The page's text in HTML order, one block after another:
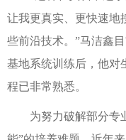
让我更真实、更快速地
些前沿技术。”马洁鑫
基地系统训练后，他对
程已非常熟悉。
为努力破解部分专